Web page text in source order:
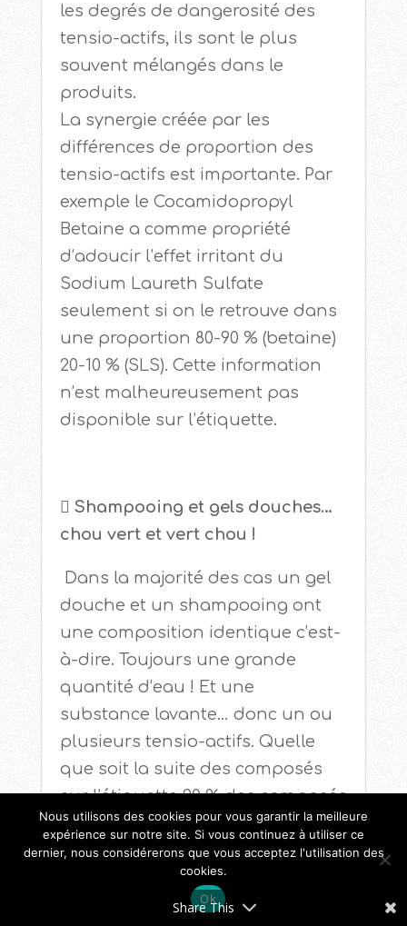
les degrés de dangerosité des
tensio-actifs, ils sont le plus
souvent mélangés dans le
produits.
La synergie créée par les
différences de proportion des
tensio-actifs est importante. Par
exemple le Cocamidopropyl
Betaine a comme propriété
d’adoucir l’effet irritant du
Sodium Laureth Sulfate
seulement si on le retrouve dans
une proportion 80-90 % (betaine)
20-10 % (SLS). Cette information
n’est malheureusement pas
disponible sur l’étiquette.
 Shampooing et gels douches…
chou vert et vert chou !
Dans la majorité des cas un gel
douche et un shampooing ont
une composition identique c’est-
à-dire. Toujours une grande
quantité d’eau ! Et une
substance lavante… donc un ou
plusieurs tensio-actifs. Quelle
que soit la suite des composés
sur l’étiquette 90 % des composés
sont de l’eau et des tensio-actifs.
 La mousse…Share This
Nous utilisons des cookies pour vous garantir la meilleure
expérience sur notre site. Si vous continuez à utiliser ce
dernier, nous considérerons que vous acceptez l'utilisation des
cookies.
Ok